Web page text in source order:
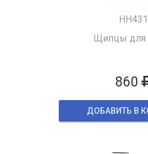
HH431
Щипцы для
860
ДОБАВИТЬ В